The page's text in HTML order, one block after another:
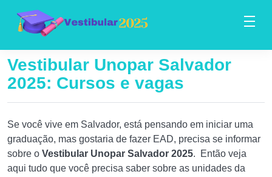
Vestibular Unopar Salvador
2025: Cursos e vagas
Se você vive em Salvador, está pensando em iniciar uma
graduação, mas gostaria de fazer EAD, precisa se informar
sobre o Vestibular Unopar Salvador 2025. Então veja
aqui tudo que você precisa saber sobre as unidades da